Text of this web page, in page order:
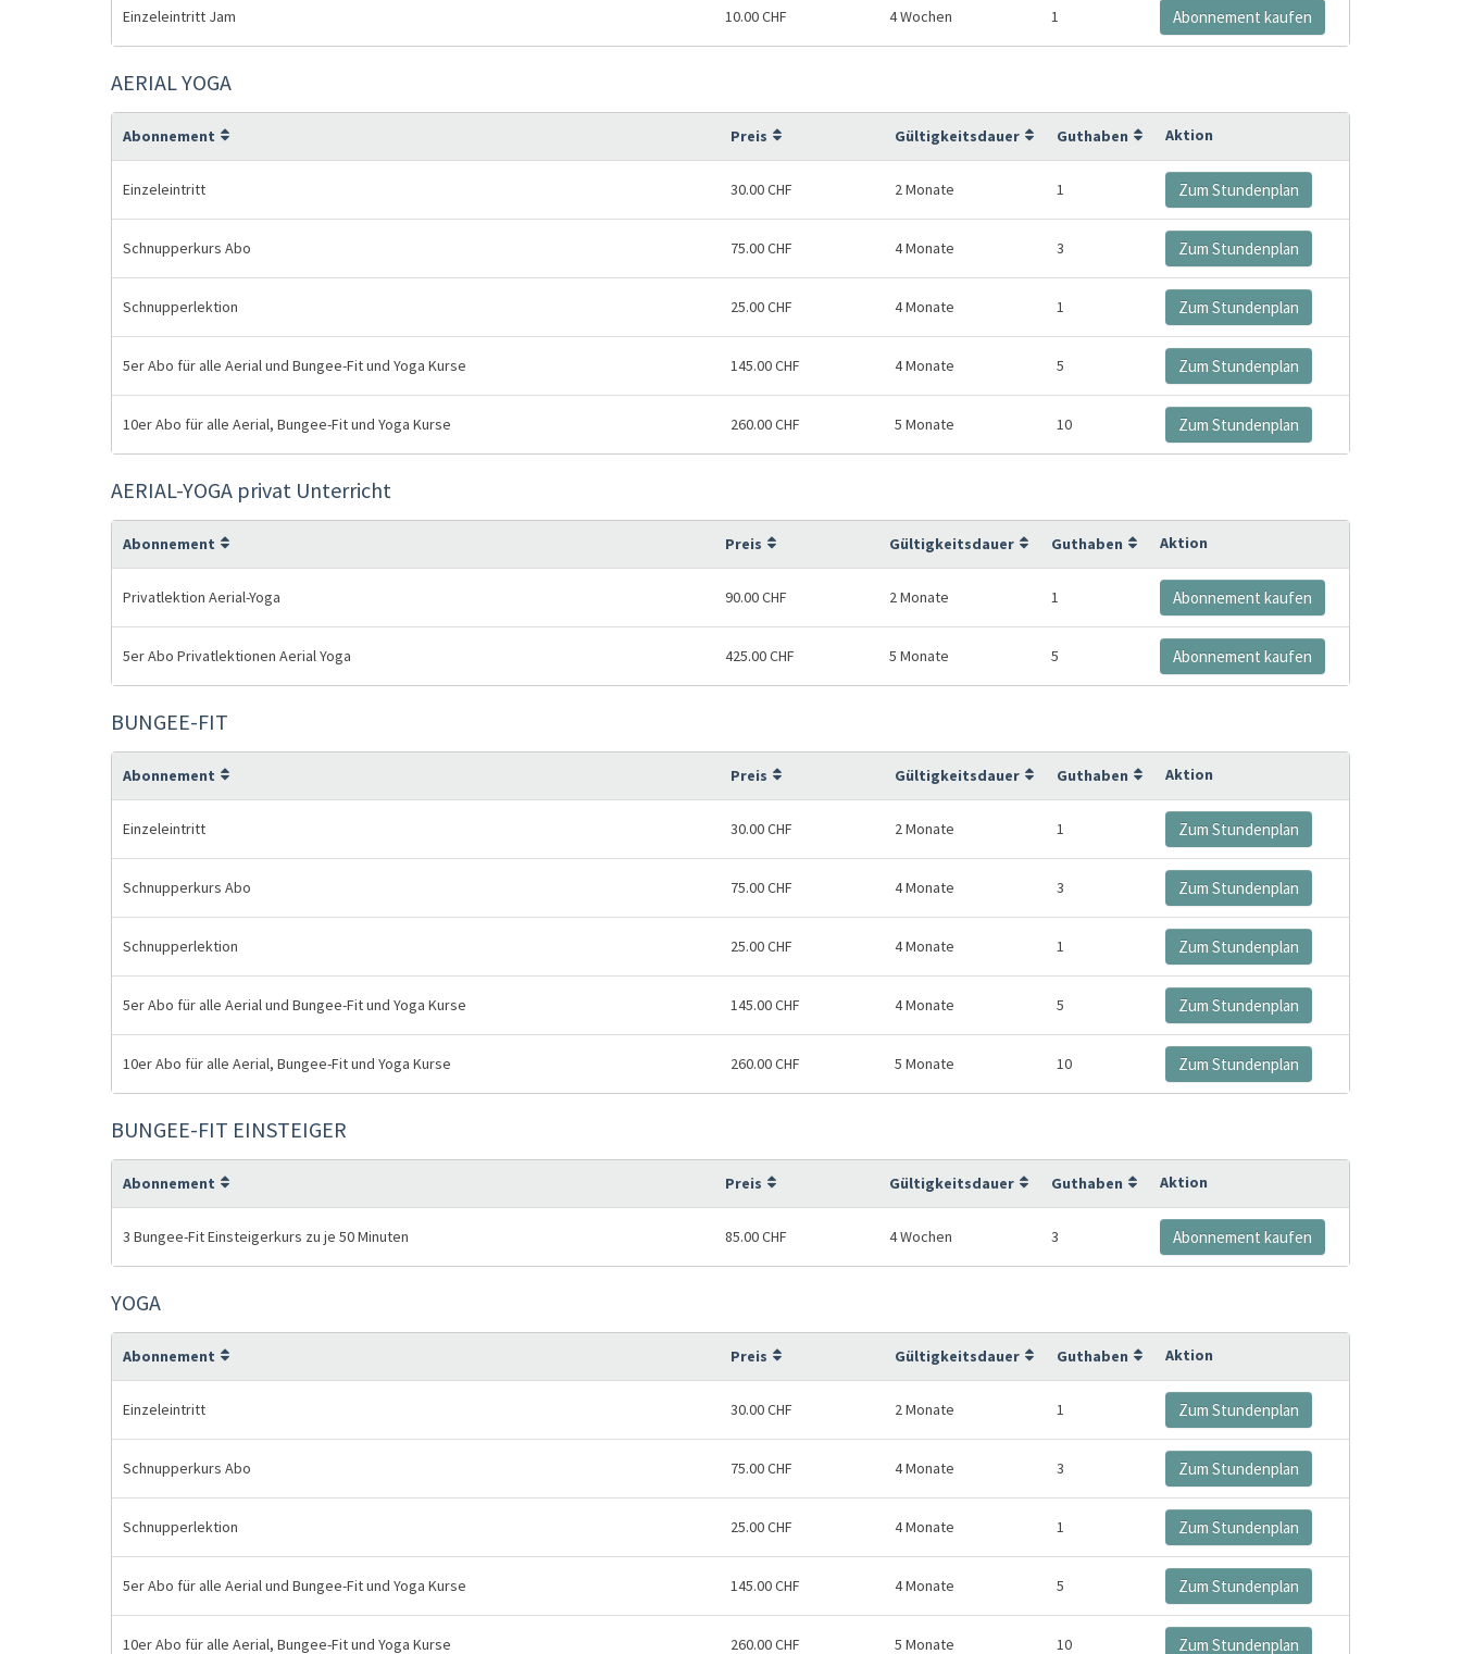
Einzeleintritt Jam 10.00 CHF 4 Wochen 1 Abonnement kaufen
AERIAL YOGA
Abonnement Preis Gültigkeitsdauer Guthaben Aktion
Einzeleintritt 30.00 CHF 2 Monate 1 Zum Stundenplan
Schnupperkurs Abo 75.00 CHF 4 Monate 3 Zum Stundenplan
Schnupperlektion 25.00 CHF 4 Monate 1 Zum Stundenplan
5er Abo für alle Aerial und Bungee-Fit und Yoga Kurse 145.00 CHF 4 Monate 5 Zum Stundenplan
10er Abo für alle Aerial, Bungee-Fit und Yoga Kurse 260.00 CHF 5 Monate 10 Zum Stundenplan
AERIAL-YOGA privat Unterricht
Abonnement Preis Gültigkeitsdauer Guthaben Aktion
Privatlektion Aerial-Yoga 90.00 CHF 2 Monate 1 Abonnement kaufen
5er Abo Privatlektionen Aerial Yoga 425.00 CHF 5 Monate 5 Abonnement kaufen
BUNGEE-FIT
Abonnement Preis Gültigkeitsdauer Guthaben Aktion
Einzeleintritt 30.00 CHF 2 Monate 1 Zum Stundenplan
Schnupperkurs Abo 75.00 CHF 4 Monate 3 Zum Stundenplan
Schnupperlektion 25.00 CHF 4 Monate 1 Zum Stundenplan
5er Abo für alle Aerial und Bungee-Fit und Yoga Kurse 145.00 CHF 4 Monate 5 Zum Stundenplan
10er Abo für alle Aerial, Bungee-Fit und Yoga Kurse 260.00 CHF 5 Monate 10 Zum Stundenplan
BUNGEE-FIT EINSTEIGER
Abonnement Preis Gültigkeitsdauer Guthaben Aktion
3 Bungee-Fit Einsteigerkurs zu je 50 Minuten 85.00 CHF 4 Wochen 3 Abonnement kaufen
YOGA
Abonnement Preis Gültigkeitsdauer Guthaben Aktion
Einzeleintritt 30.00 CHF 2 Monate 1 Zum Stundenplan
Schnupperkurs Abo 75.00 CHF 4 Monate 3 Zum Stundenplan
Schnupperlektion 25.00 CHF 4 Monate 1 Zum Stundenplan
5er Abo für alle Aerial und Bungee-Fit und Yoga Kurse 145.00 CHF 4 Monate 5 Zum Stundenplan
10er Abo für alle Aerial, Bungee-Fit und Yoga Kurse 260.00 CHF 5 Monate 10 Zum Stundenplan